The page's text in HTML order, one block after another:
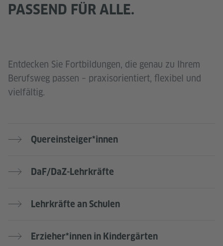
PASSEND FÜR ALLE.
Entdecken Sie Fortbildungen, die genau zu Ihrem
Berufsweg passen – praxisorientiert, flexibel und
vielfältig.
Quereinsteiger*innen
DaF/DaZ-Lehrkräfte
Lehrkräfte an Schulen
Erzieher*innen in Kindergärten